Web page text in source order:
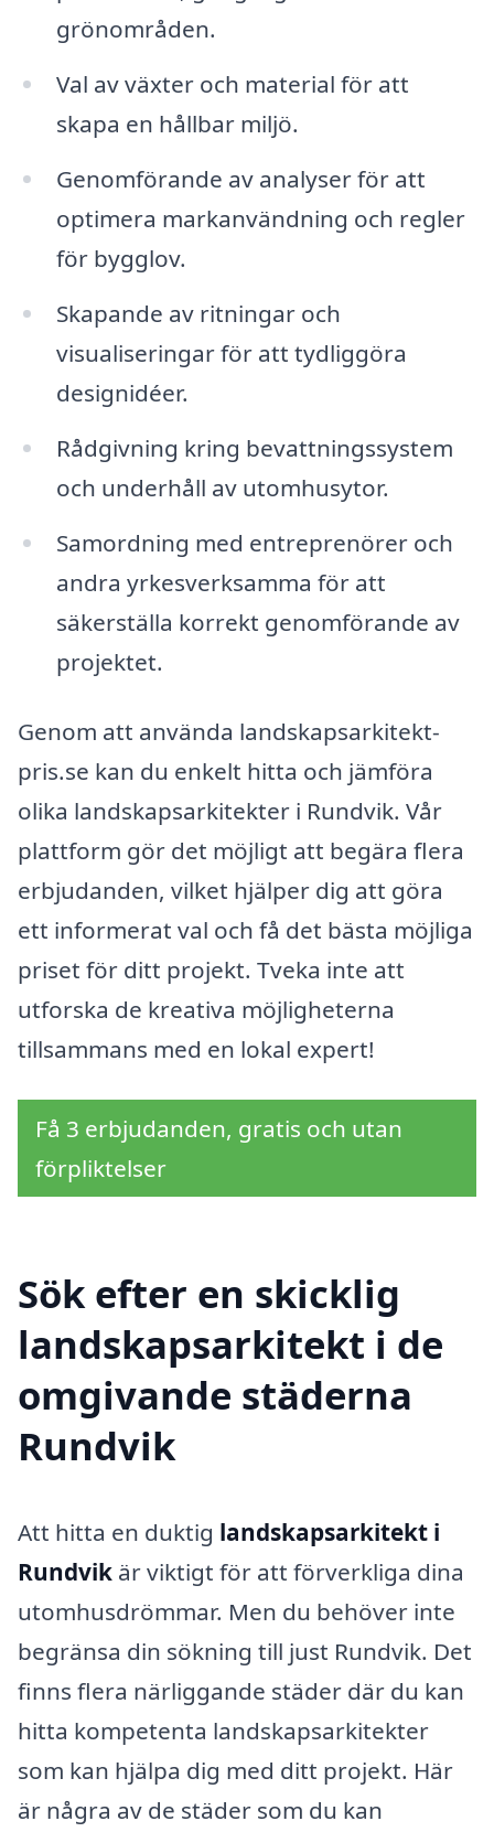
grönområden.
Val av växter och material för att
skapa en hållbar miljö.
Genomförande av analyser för att
optimera markanvändning och regler
för bygglov.
Skapande av ritningar och
visualiseringar för att tydliggöra
designidéer.
Rådgivning kring bevattningssystem
och underhåll av utomhusytor.
Samordning med entreprenörer och
andra yrkesverksamma för att
säkerställa korrekt genomförande av
projektet.
Genom att använda landskapsarkitekt-
pris.se kan du enkelt hitta och jämföra
olika landskapsarkitekter i Rundvik. Vår
plattform gör det möjligt att begära flera
erbjudanden, vilket hjälper dig att göra
ett informerat val och få det bästa möjliga
priset för ditt projekt. Tveka inte att
utforska de kreativa möjligheterna
tillsammans med en lokal expert!
Få 3 erbjudanden, gratis och utan
förpliktelser
Sök efter en skicklig
landskapsarkitekt i de
omgivande städerna
Rundvik
Att hitta en duktig landskapsarkitekt i
Rundvik är viktigt för att förverkliga dina
utomhusdrömmar. Men du behöver inte
begränsa din sökning till just Rundvik. Det
finns flera närliggande städer där du kan
hitta kompetenta landskapsarkitekter
som kan hjälpa dig med ditt projekt. Här
är några av de städer som du kan